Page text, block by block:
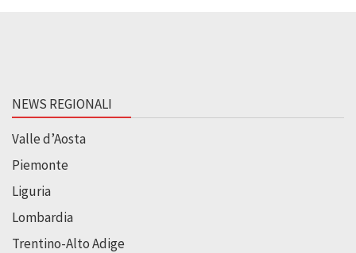
NEWS REGIONALI
Valle d’Aosta
Piemonte
Liguria
Lombardia
Trentino-Alto Adige